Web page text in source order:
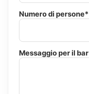
Numero di persone*
Messaggio per il bar